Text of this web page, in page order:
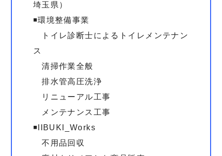
埼玉県）
◾️環境整備事業
トイレ診断士によるトイレメンテナン
ス
清掃作業全般
排水管高圧洗浄
リニューアル工事
メンテナンス工事
◾️IIBUKI_Works
不用品回収